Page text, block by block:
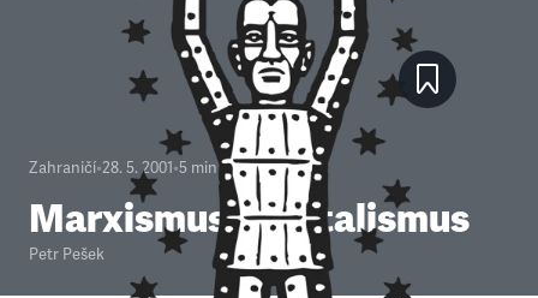
Zahraničí•28. 5. 2001•5 minut
Marxismus-kapitalismus
Petr Pešek